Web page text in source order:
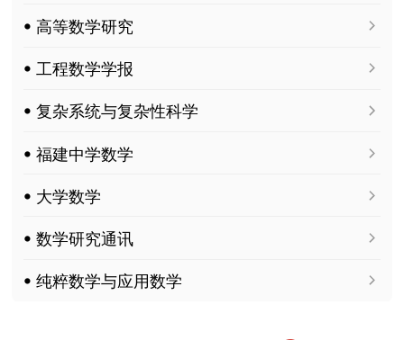
ꔷ 高等数学研究
ꔷ 工程数学学报
ꔷ 复杂系统与复杂性科学
ꔷ 福建中学数学
ꔷ 大学数学
ꔷ 数学研究通讯
ꔷ 纯粹数学与应用数学